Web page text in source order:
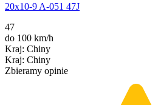
20x10-9 A-051 47J
47
do 100 km/h
Kraj: Chiny
Kraj: Chiny
Zbieramy opinie